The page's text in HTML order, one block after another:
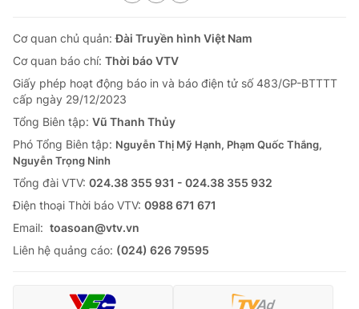
Cơ quan chủ quản:Đài Truyền hình Việt Nam
Cơ quan báo chí: Thời báo VTV
Giấy phép hoạt động báo in và báo điện tử số 483/GP-BTTTT
cấp ngày 29/12/2023
Tổng Biên tập: Vũ Thanh Thủy
Phó Tổng Biên tập: Nguyễn Thị Mỹ Hạnh, Phạm Quốc Thắng,
Nguyễn Trọng Ninh
Tổng đài VTV: 024.38 355 931 - 024.38 355 932
Ðiện thoại Thời báo VTV: 0988 671 671
Email: toasoan@vtv.vn
Liên hệ quảng cáo: (024) 626 79595